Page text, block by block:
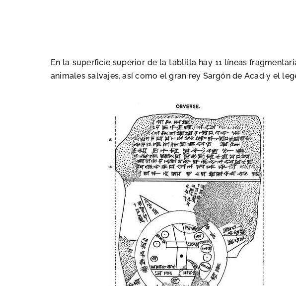
En la superficie superior de la tablilla hay 11 líneas
animales salvajes, así como el gran rey Sargón de Acady el